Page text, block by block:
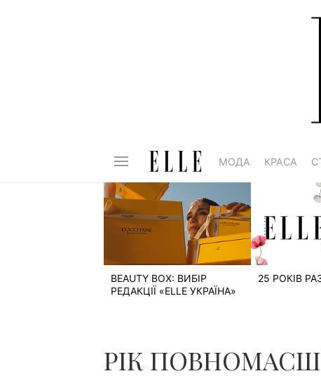
МОДА КРАСА
BEAUTY BOX: ВИБІР
РЕДАКЦІЇ «ELLE УКРАЇНА»
25 РОКІВ
РІК